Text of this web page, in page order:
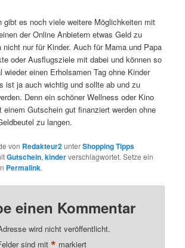
gibt es noch viele weitere Möglichkeiten mit
der Online Anbietern etwas Geld zu
nicht nur für Kinder. Auch für Mama und Papa
oder Ausflugsziele mit dabei und können so
einen Erholsamen Tag ohne Kinder
ist ja auch wichtig und sollte ab und zu
Denn ein schöner Wellness oder Kino
einem Gutschein gut finanziert werden ohne
zu langen.
von Redakteur2unterShopping Tipps
Gutschein,kinderverschlagwortet. Setze ein
Permalink.
einen Kommentar
wird nicht veröffentlicht.
sind mit
markiert